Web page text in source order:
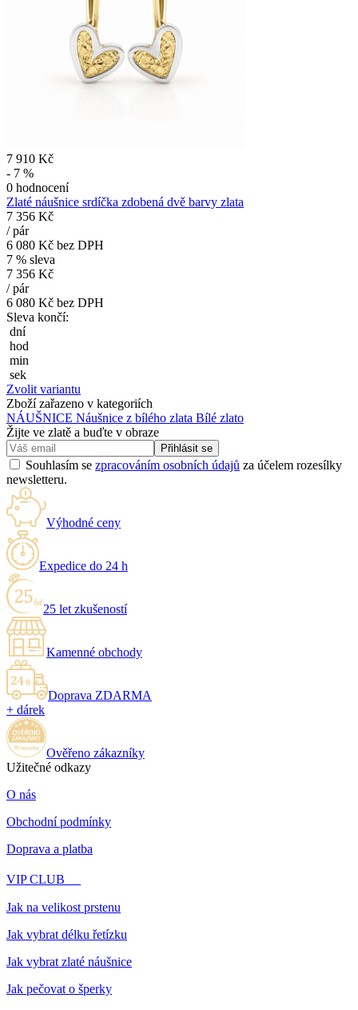
7 910 Kč
- 7 %
0 hodnocení
Zlaté náušnice srdíčka zdobená dvě barvy zlata
7 356 Kč
/pár
6 080 Kč bez DPH
7 % sleva
7 356 Kč
/pár
6 080 Kč bez DPH
Sleva končí:
dní
hod
min
sek
Zvolit variantu
Zboží zařazeno v kategoriích
NÁUŠNICE Náušnice z bílého zlata Bílé zlato
Žijte ve zlatě a buďte v obraze
Přihlásit se
Souhlasím se zpracováním osobních údajů za účelem rozesílky
newsletteru.
Výhodné ceny
Expedice do 24 h
25 let zkušeností
Kamenné obchody
Doprava ZDARMA
+ dárek
Ověřeno zákazníky
Užitečné odkazy
O nás
Obchodní podmínky
Doprava a platba
VIP CLUB
Jak na velikost prstenu
Jak vybrat délku řetízku
Jak vybrat zlaté náušnice
Jak pečovat o šperky